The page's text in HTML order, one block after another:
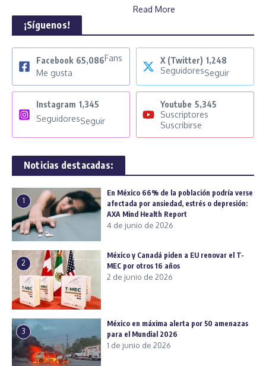
Read More
¡Síguenos!
Facebook 65,086Fans
Me gusta
X (Twitter) 1,248
SeguidoresSeguir
Instagram 1,345
SeguidoresSeguir
Youtube 5,345
Suscriptores
Suscribirse
Noticias destacadas:
1
En México 66% de la población podría verse
afectada por ansiedad, estrés o depresión:
AXA Mind Health Report
4 de junio de 2026
2
México y Canadá piden a EU renovar el T-
MEC por otros 16 años
2 de junio de 2026
3
México en máxima alerta por 50 amenazas
para el Mundial 2026
1 de junio de 2026